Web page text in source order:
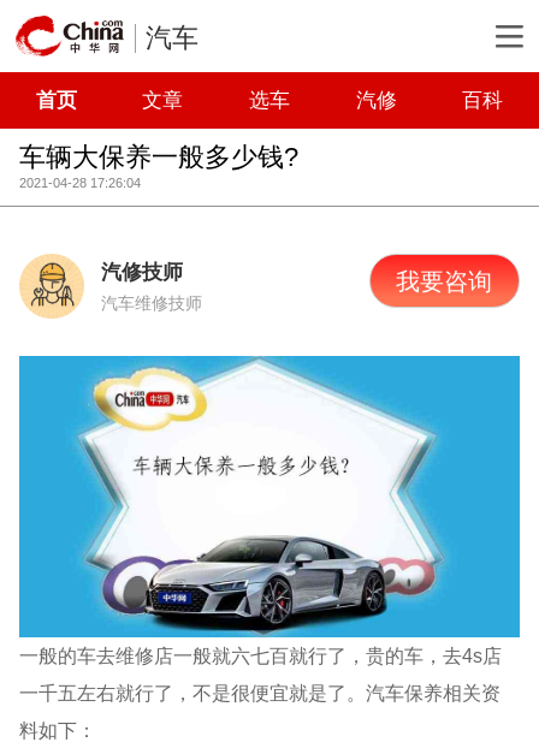
汽车
首页 文章 选车 汽修 百科
车辆大保养一般多少钱?
2021-04-28 17:26:04
汽修技师
汽车维修技师
我要咨询
一般的车去维修店一般就六七百就行了，贵的车，去4s店
一千五左右就行了，不是很便宜就是了。汽车保养相关资
料如下：